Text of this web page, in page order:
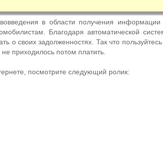
в области получения
Благодаря автоматической
о своих задолженностях. Так что
приходилось потом платить.
посмотрите следующий ролик: